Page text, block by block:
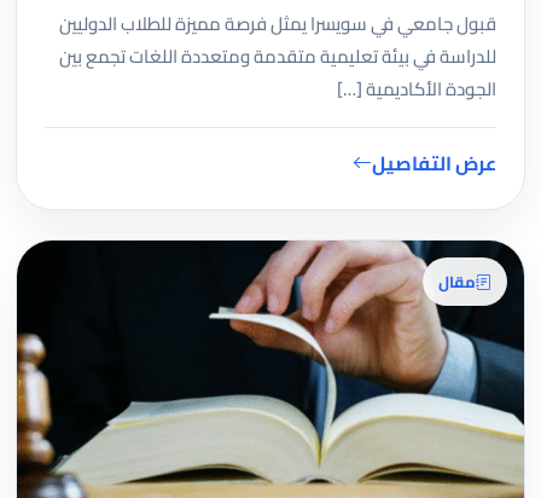
قبول جامعي في سويسرا يمثل فرصة مميزة للطلاب الدوليين
للدراسة في بيئة تعليمية متقدمة ومتعددة اللغات تجمع بين
الجودة الأكاديمية […]
عرض التفاصيل
مقال